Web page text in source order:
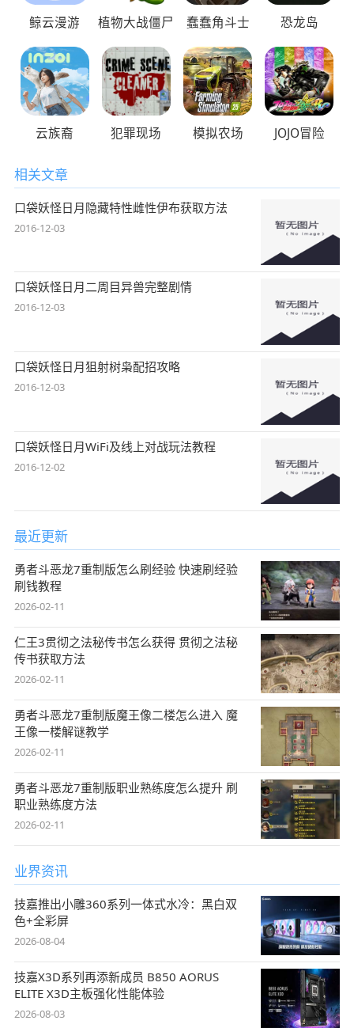
鲸云漫游 植物大战僵尸 蠢蠢角斗士 恐龙岛
云族裔 犯罪现场 模拟农场 JOJO冒险
相关文章
口袋妖怪日月隐藏特性雌性伊布获取方法
2016-12-03
口袋妖怪日月二周目异兽完整剧情
2016-12-03
口袋妖怪日月狙射树枭配招攻略
2016-12-03
口袋妖怪日月WiFi及线上对战玩法教程
2016-12-02
最近更新
勇者斗恶龙7重制版怎么刷经验 快速刷经验
刷钱教程
2026-02-11
仁王3贯彻之法秘传书怎么获得 贯彻之法秘
传书获取方法
2026-02-11
勇者斗恶龙7重制版魔王像二楼怎么进入 魔
王像一楼解谜教学
2026-02-11
勇者斗恶龙7重制版职业熟练度怎么提升 刷
职业熟练度方法
2026-02-11
业界资讯
技嘉推出小雕360系列一体式水冷：黑白双
色+全彩屏
2026-08-04
技嘉X3D系列再添新成员 B850 AORUS
ELITE X3D主板强化性能体验
2026-08-03